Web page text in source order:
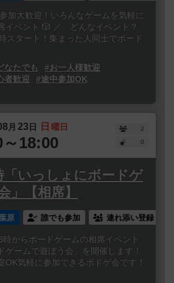
加大歓迎！いろんなゲームを気軽に
イベント 🎲 ／ どんなイベント？
スタート！集まった人同士でボード
なたでも
#お一人様歓迎
者歓迎
#途中参加OK
月 23日 日 曜日
18:00
2
0
「いっしょにボードゲ
」【相席】
原 誰でも参加 連れ添い登録
からボードゲームの相席イベント
ゲームで遊ぼう会」を開催します！
OK気軽に参加できるボドゲ会です！